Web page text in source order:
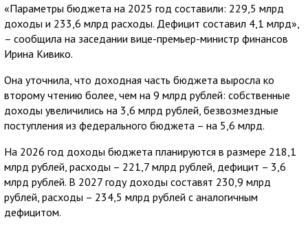
«Параметры бюджета на 2025 год составили: 229,5 млрд
доходы и 233,6 млрд расходы. Дефицит составил 4,1 млрд»,
– сообщила на заседании вице-премьер-министр финансов
Ирина Кивико.
Она уточнила, что доходная часть бюджета выросла ко
второму чтению более, чем на 9 млрд рублей: собственные
доходы увеличились на 3,6 млрд рублей, безвозмездные
поступления из федерального бюджета – на 5,6 млрд.
На 2026 год доходы бюджета планируются в размере 218,1
млрд рублей, расходы – 221,7 млрд рублей, дефицит – 3,6
млрд рублей. В 2027 году доходы составят 230,9 млрд
рублей, расходы – 234,5 млрд рублей с аналогичным
дефицитом.